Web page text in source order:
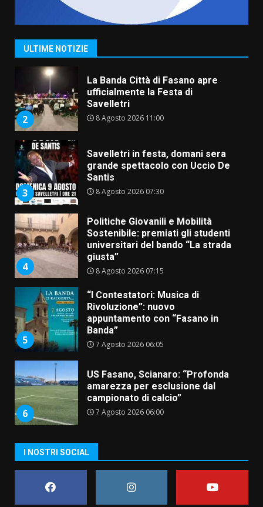
ULTIME NOTIZIE
1
Serie D, l’Us Fasano non molla e
conferma di voler ricorrere per
2
La Banda Città di Fasano apre
ufficialmente la Festa di
Savelletri
8 Agosto 2026 11:00
3
Savelletri in festa, domani sera
grande spettacolo con Uccio De
Santis
8 Agosto 2026 07:30
4
Politiche Giovanili e Mobilità
Sostenibile: premiati gli studenti
universitari del bando “La strada
giusta”
8 Agosto 2026 07:15
5
“I Contestatori: Musica di
Rivoluzione”: nuovo
appuntamento con “Fasano in
Banda”
7 Agosto 2026 06:05
6
US Fasano, Scianaro: “Profonda
amarezza per esclusione dal
campionato di calcio”
7 Agosto 2026 06:00
Fasanese ferito a colpi di arma
I NOSTRI SOCIAL